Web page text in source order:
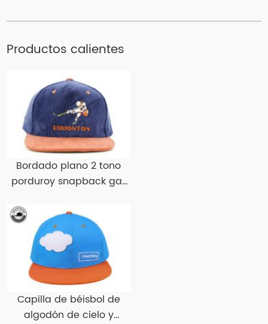
Productos calientes
Bordado plano 2 tono
porduroy snapback gat
Capilla de béisbol de
algodón de cielo y